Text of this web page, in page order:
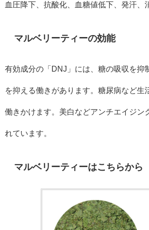
血圧降下、抗酸化、血糖値低下、発汗、
マルベリーティーの効能
有効成分の「DNJ」には、糖の吸収を抑
を抑える働きがあります。糖尿病など生
働きかけます。美白などアンチエイジン
れています。
マルベリーティーはこちらから